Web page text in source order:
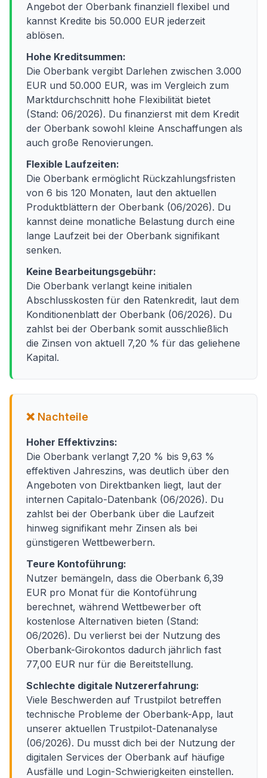
Angebot der Oberbank finanziell flexibel und
kannst Kredite bis 50.000 EUR jederzeit
ablösen.
Hohe Kreditsummen:
Die Oberbank vergibt Darlehen zwischen 3.000
EUR und 50.000 EUR, was im Vergleich zum
Marktdurchschnitt hohe Flexibilität bietet
(Stand: 06/2026). Du finanzierst mit dem Kredit
der Oberbank sowohl kleine Anschaffungen als
auch große Renovierungen.
Flexible Laufzeiten:
Die Oberbank ermöglicht Rückzahlungsfristen
von 6 bis 120 Monaten, laut den aktuellen
Produktblättern der Oberbank (06/2026). Du
kannst deine monatliche Belastung durch eine
lange Laufzeit bei der Oberbank signifikant
senken.
Keine Bearbeitungsgebühr:
Die Oberbank verlangt keine initialen
Abschlusskosten für den Ratenkredit, laut dem
Konditionenblatt der Oberbank (06/2026). Du
zahlst bei der Oberbank somit ausschließlich
die Zinsen von aktuell 7,20 % für das geliehene
Kapital.
❌ Nachteile
Hoher Effektivzins:
Die Oberbank verlangt 7,20 % bis 9,63 %
effektiven Jahreszins, was deutlich über den
Angeboten von Direktbanken liegt, laut der
internen Capitalo-Datenbank (06/2026). Du
zahlst bei der Oberbank über die Laufzeit
hinweg signifikant mehr Zinsen als bei
günstigeren Wettbewerbern.
Teure Kontoführung:
Nutzer bemängeln, dass die Oberbank 6,39
EUR pro Monat für die Kontoführung
berechnet, während Wettbewerber oft
kostenlose Alternativen bieten (Stand:
06/2026). Du verlierst bei der Nutzung des
Oberbank-Girokontos dadurch jährlich fast
77,00 EUR nur für die Bereitstellung.
Schlechte digitale Nutzererfahrung:
Viele Beschwerden auf Trustpilot betreffen
technische Probleme der Oberbank-App, laut
unserer aktuellen Trustpilot-Datenanalyse
(06/2026). Du musst dich bei der Nutzung der
digitalen Services der Oberbank auf häufige
Ausfälle und Login-Schwierigkeiten einstellen.